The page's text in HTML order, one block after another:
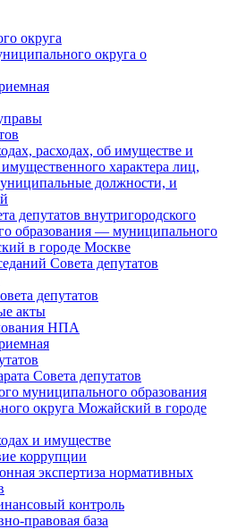
округа
округа о
расходах, об имуществе и
имущественного характера лиц,
должности, и
депутатов внутригородского
образования — муниципального
в городе Москве
Совета депутатов
депутатов
акты
НПА
Совета депутатов
муниципального образования
округа Можайский в городе
и имуществе
коррупции
экспертиза нормативных
контроль
правовая база